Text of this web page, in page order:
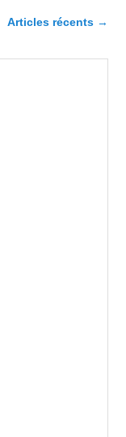
Articles récents →